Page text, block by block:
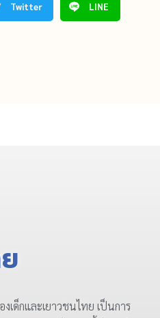
Twitter LINE
เด็กและเยาวชนไทย เป็นการ